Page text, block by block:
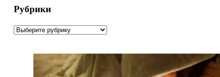
Рубрики
Рубрики